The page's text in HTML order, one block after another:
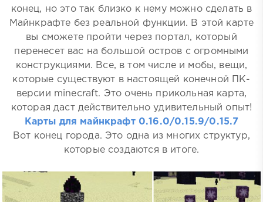
конец, но это так близко к нему можно сделать в
Майнкрафте без реальной функции. В этой карте
вы сможете пройти через портал, который
перенесет вас на большой остров с огромными
конструкциями. Все, в том числе и мобы, вещи,
которые существуют в настоящей конечной ПК-
версии minecraft. Это очень прикольная карта,
которая даст действительно удивительный опыт!
Карты для майнкрафт 0.16.0/0.15.9/0.15.7
Вот конец города. Это одна из многих структур,
которые создаются в итоге.